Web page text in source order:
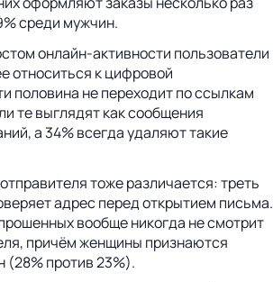
среди мужчин.
онлайн-активности пользователи
относиться к цифровой
половина не переходит по ссылкам
те выглядят как сообщения
а 34% всегда удаляют такие
тоже различается: треть
адрес перед открытием письма.
вообще никогда не смотрит
причём женщины признаются
(28% против 23%).